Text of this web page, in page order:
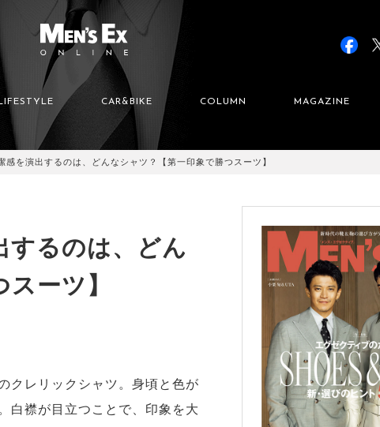
LIFESTYLE CAR&BIKE COLUMN MAGAZINE
感を演出するのは、どんなシャツ？【第一印象で勝つスーツ】
するのは、どん
ーツ】
クレリックシャツ。身頃と色が
白襟が目立つことで、印象を大